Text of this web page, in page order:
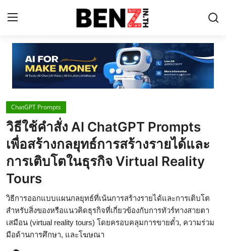
Home
Contact
AI Tools
ChatGPT Prompts
ข่าว AI รอบโลก
ThaiGPT Builder
คอร์สเรียน ChatGPT
ChatGPT Prompts
วิธีใช้คำสั่ง AI ChatGPT Prompts
เพื่อสร้างกลยุทธ์การสร้างรายได้และ
การเติบโตในธุรกิจ Virtual Reality
Tours
วิธีการออกแบบแผนกลยุทธ์ที่เน้นการสร้างรายได้และการเติบโต
สำหรับสิ่งของหรือแนวคิดธุรกิจที่เกี่ยวข้องกับการทัวร์ทางสายตา
เสมือน (virtual reality tours) โดยครอบคลุมการขายตั๋ว, ความร่วม
มือด้านการศึกษา, และโฆษณา